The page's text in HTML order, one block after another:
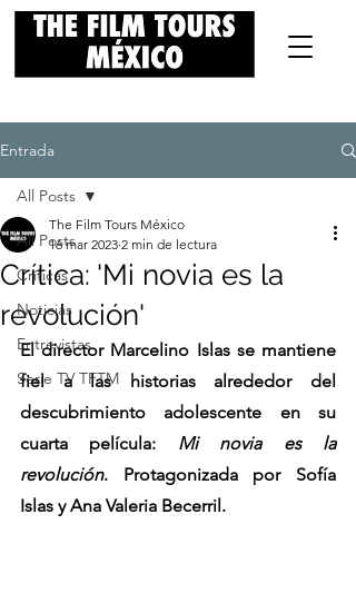
Entrada
All Posts
Críticas
Noticias
Entrevistas
Serie TV TFTM
All Posts
Crítica: 'Mi novia es la
revolución'
The Film Tours México
16 mar 2023 2 min de lectura
El director Marcelino Islas se mantiene
fiel a las historias alrededor del
descubrimiento adolescente en su
cuarta película: Mi novia es la
revolución. Protagonizada por Sofía
Islas y Ana Valeria Becerril.